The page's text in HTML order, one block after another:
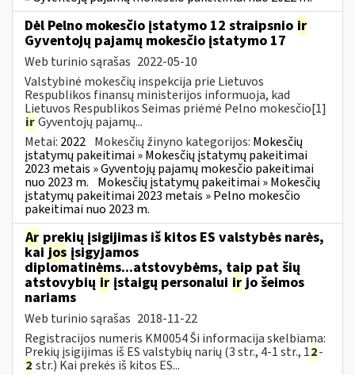
Dėl Pelno mokesčio įstatymo 12 straipsnio ir
Gyventojų pajamų mokesčio įstatymo 17
Web turinio sąrašas 2022-05-10
Valstybinė mokesčių inspekcija prie Lietuvos
Respublikos finansų ministerijos informuoja, kad
Lietuvos Respublikos Seimas priėmė Pelno mokesčio[1]
irGyventojų pajamų...
Metai: 2022 Mokesčių žinyno kategorijos: Mokesčių
įstatymų pakeitimai » Mokesčių įstatymų pakeitimai
2023 metais » Gyventojų pajamų mokesčio pakeitimai
nuo 2023 m. Mokesčių įstatymų pakeitimai » Mokesčių
įstatymų pakeitimai 2023 metais » Pelno mokesčio
pakeitimai nuo 2023 m.
Ar prekių įsigijimas iš kitos ES valstybės narės,
kai jos įsigyjamos
diplomatinėms...atstovybėms, taip pat šių
atstovybių ir įstaigų personalui irjo šeimos
nariams
Web turinio sąrašas 2018-11-22
Registracijos numeris KM0054 Ši informacija skelbiama:
Prekių įsigijimas iš ES valstybių narių (3 str., 4-1 str., 12-
2 str.) Kai prekės iš kitos ES...